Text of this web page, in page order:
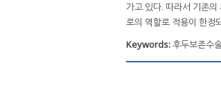
가고 있다. 따라서 기존
로의 역할로 적용이 한정
Keywords:후두보존수